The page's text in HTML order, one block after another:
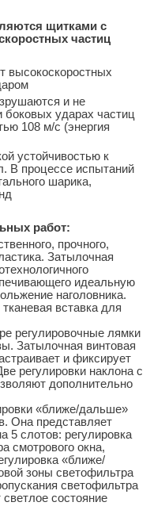
щитками c
частиц
высокоскоростных
и не
ударах частиц
108 м/с (энергия
устойчивостью к
В процессе испытаний
шарика,
работ:
прочного,
Затылочная
идеальную
наголовника.
вставка для
регулировочные лямки
Затылочная винтовая
и фиксирует
регулировки наклона с
дополнительно
«ближе/дальше»
Она представляет
5 слотов: регулировка
смотрового окна,
«ближе/
зоны светофильтра
светофильтра
состояние